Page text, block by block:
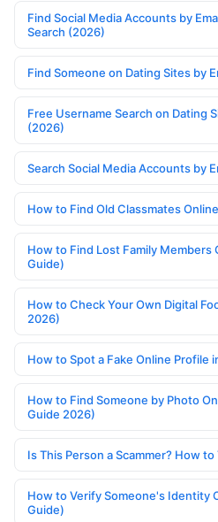
Find Social Media Accounts by
Search (2026)
Find Someone on Dating Sites by
Free Username Search on Dating
(2026)
Search Social Media Accounts by
How to Find Old Classmates
How to Find Lost Family Members
Guide)
How to Check Your Own Digital
2026)
How to Spot a Fake Online Profile
How to Find Someone by Photo
Guide 2026)
Is This Person a Scammer? How
How to Verify Someone's Identity
Guide)